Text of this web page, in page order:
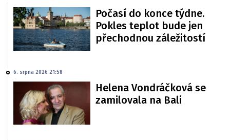
Počasí do konce týdne.
Pokles teplot bude jen
přechodnou záležitostí
6. srpna 2026 21:58
Helena Vondráčková se
zamilovala na Bali